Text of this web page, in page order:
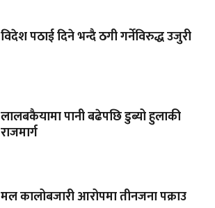
विदेश पठाई दिने भन्दै ठगी गर्नेविरुद्ध उजुरी
लालबकैयामा पानी बढेपछि डुब्यो हुलाकी
राजमार्ग
मल कालोबजारी आरोपमा तीनजना पक्राउ